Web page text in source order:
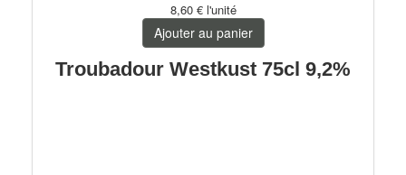
8,60 € l'unité
Ajouter au panier
Troubadour Westkust 75cl 9,2%